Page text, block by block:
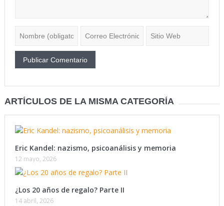
ARTÍCULOS DE LA MISMA CATEGORÍA
Eric Kandel: nazismo, psicoanálisis y memoria
12 mayo, 2026
¿Los 20 años de regalo? Parte II
14 abril, 2026